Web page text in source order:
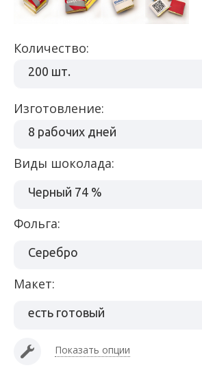
Количество:
200 шт.
Изготовление:
8 рабочих дней
Виды шоколада:
Черный 74 %
Фольга:
Серебро
Макет:
есть готовый
Показать опции